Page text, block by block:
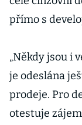
přímo s
„Někdy jsou i
je odeslána
prodeje. Pro
otestuje